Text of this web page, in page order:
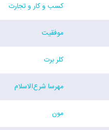
کسب و کار و تجارت
موفقیت
کلر برت
مهرسا شرع‌الاسلام
مون